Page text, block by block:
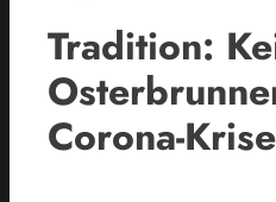
Tradition:
Corona-